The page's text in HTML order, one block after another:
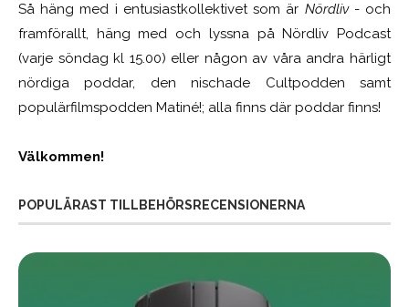
Så häng med i entusiastkollektivet som är Nördliv- och
framförallt, häng med och lyssna på Nördliv Podcast
(varje söndag kl 15.00) eller någon av våra andra härligt
nördiga poddar, den nischade Cultpodden samt
populärfilmspodden Matiné!; alla finns där poddar finns!
Välkommen!
POPULÄRAST TILLBEHÖRSRECENSIONERNA